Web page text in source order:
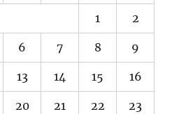
1 2
6 7 8 9
13 14 15 16
20 21 22 23